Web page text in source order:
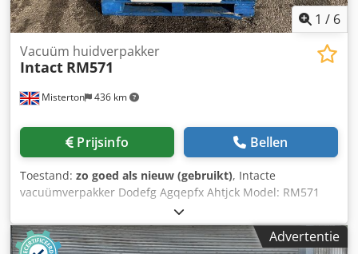
1 / 6
Misterton 436 km
Vacuüm huidverpakker
Intact RM571
Prijsinfo Bellen
Toestand: zo goed als nieuw (gebruikt), Intacte
vacuümverpakker Dodefg Agqepfx Ahtjck Model: RM571
Serieus: 8215 Roestvrijstalen vacuümhuidverpakker,
kamerafmetingen 700mm x 500mm x 110mm, instelbare
tijdschakelaar, diverse matrijzen, 3Ph
Advertentie